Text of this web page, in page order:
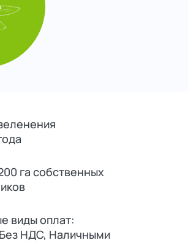
га собственных
виды оплат:
НДС, Наличными